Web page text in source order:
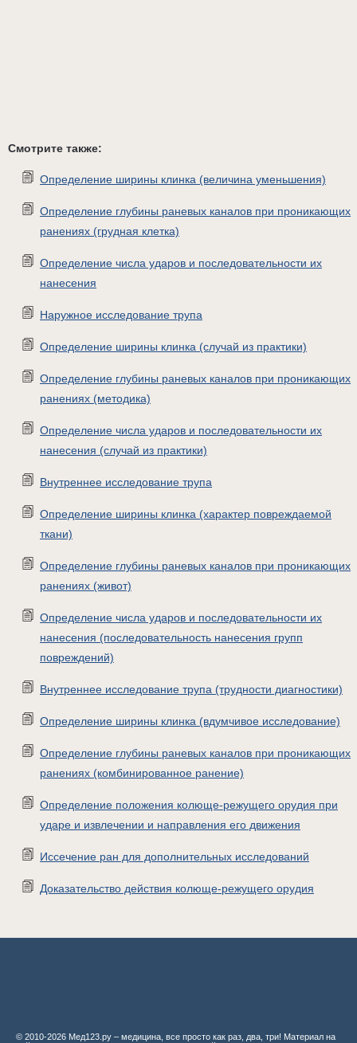
Смотрите также:
Определение ширины клинка (величина уменьшения)
Определение глубины раневых каналов при проникающих
ранениях (грудная клетка)
Определение числа ударов и последовательности их
нанесения
Наружное исследование трупа
Определение ширины клинка (случай из практики)
Определение глубины раневых каналов при проникающих
ранениях (методика)
Определение числа ударов и последовательности их
нанесения (случай из практики)
Внутреннее исследование трупа
Определение ширины клинка (характер повреждаемой
ткани)
Определение глубины раневых каналов при проникающих
ранениях (живот)
Определение числа ударов и последовательности их
нанесения (последовательность нанесения групп
повреждений)
Внутреннее исследование трупа (трудности диагностики)
Определение ширины клинка (вдумчивое исследование)
Определение глубины раневых каналов при проникающих
ранениях (комбинированное ранение)
Определение положения колюще-режущего орудия при
ударе и извлечении и направления его движения
Иссечение ран для дополнительных исследований
Доказательство действия колюще-режущего орудия
© 2010-2026 Мед123.ру – медицина, все просто как раз, два, три! Материал на